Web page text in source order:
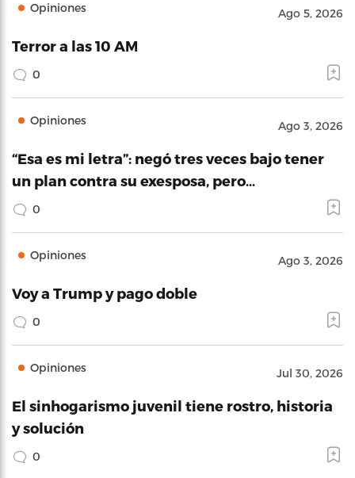
Opiniones Ago 5, 2026
Terror a las 10 AM
0
Opiniones Ago 3, 2026
“Esa es mi letra”: negó tres veces bajo tener
un plan contra su exesposa, pero…
0
Opiniones Ago 3, 2026
Voy a Trump y pago doble
0
Opiniones Jul 30, 2026
El sinhogarismo juvenil tiene rostro, historia
y solución
0